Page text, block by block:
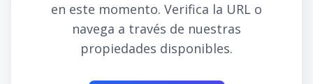
en este momento. Verifica la URL o
navega a través de nuestras
propiedades disponibles.